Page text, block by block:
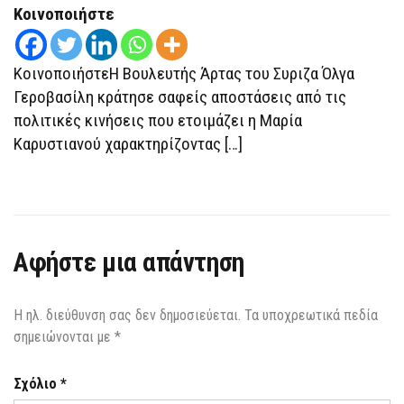
2012
ΤΗΝ
ΧΡΥΣΉΥ
ΑΥΓΉ
Κοινοποιήστε
ΚοινοποιήστεΗ Βουλευτής Άρτας του Συριζα Όλγα
Γεροβασίλη κράτησε σαφείς αποστάσεις από τις
πολιτικές κινήσεις που ετοιμάζει η Μαρία
Καρυστιανού χαρακτηρίζοντας […]
Αφήστε μια απάντηση
Η ηλ. διεύθυνση σας δεν δημοσιεύεται. Τα υποχρεωτικά πεδία
σημειώνονται με *
Σχόλιο *